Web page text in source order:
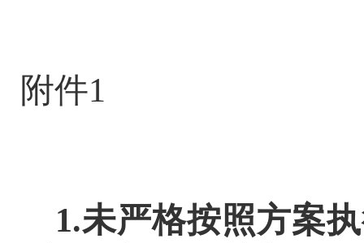
附件1
1.未严格按照方案